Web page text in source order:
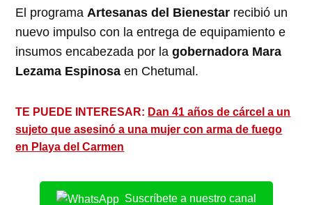
El programa Artesanas del Bienestar recibió un
nuevo impulso con la entrega de equipamiento e
insumos encabezada por lagobernadora Mara
Lezama Espinosa en Chetumal.
TE PUEDE INTERESAR: Dan 41 años de cárcel a un
sujeto que asesinó a una mujer con arma de fuego
en Playa del Carmen
Suscríbete a nuestro canal